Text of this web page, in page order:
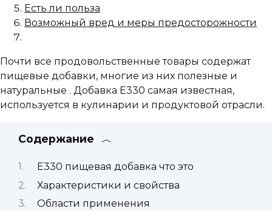
Есть ли польза
Возможный вред и меры предосторожности
Почти все продовольственные товары содержат
пищевые добавки, многие из них полезные и
натуральные . Добавка Е330 самая известная,
используется в кулинарии и продуктовой отрасли.
Содержание
Е330 пищевая добавка что это
Характеристики и свойства
Области применения